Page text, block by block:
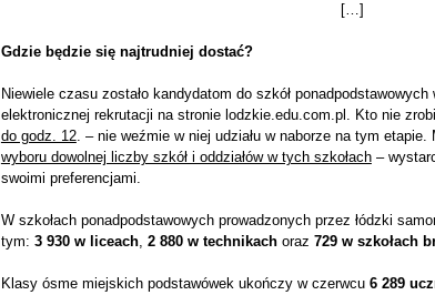
[…]
Gdzie będzie się najtrudniej dostać?
Niewiele czasu zostało kandydatom do szkół
elektronicznej rekrutacji na stronie lodzkie.edu.com.pl. Kto nie
do godz. 12. – nie weźmie w niej udziału w naborze na tym
wyboru dowolnej liczby szkół i oddziałów w tych szkołach–
swoimi preferencjami.
W szkołach ponadpodstawowych prowadzonych przez łódzki
tym: 3 930 w liceach, 2 880 w technikachoraz 729 w szkołach
Klasy ósme miejskich podstawówek ukończy w czerwcu 6 289